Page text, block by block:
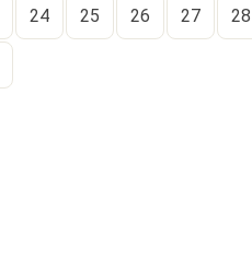
24 25 26 27 28